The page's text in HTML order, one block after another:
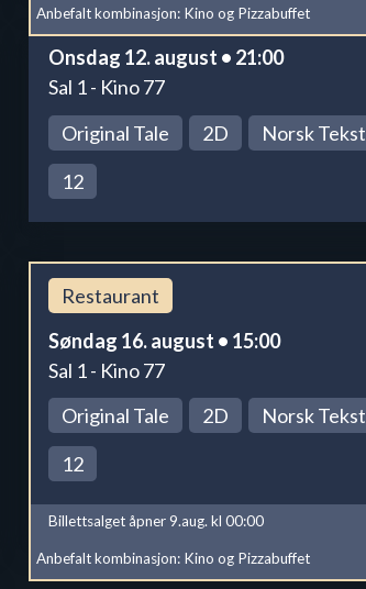
Anbefalt kombinasjon: Kino og Pizzabuffet
Onsdag 12. august • 21:00
Sal 1 - Kino 77
Original Tale
2D
Norsk Tekst
12
Restaurant
Søndag 16. august • 15:00
Sal 1 - Kino 77
Original Tale
2D
Norsk Tekst
12
Billettsalget åpner 9.aug. kl 00:00
Anbefalt kombinasjon: Kino og Pizzabuffet